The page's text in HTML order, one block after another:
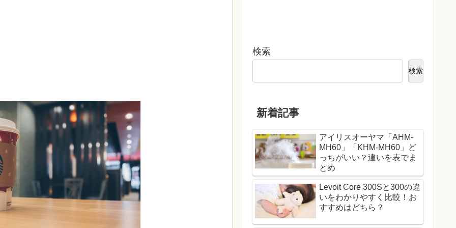
検索
検索
新着記事
アイリスオーヤマ「AHM-
MH60」「KHM-MH60」ど
っちがいい？違いを表でま
とめ
Levoit Core 300Sと300の違
いをわかりやすく比較！お
すすめはどちら？